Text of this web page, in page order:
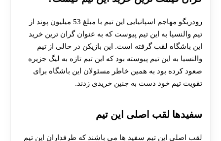
رودریگو مهاجم اسپانیایی این تیم با مبلغ 53 میلیون پوند از
تیم والنسیا به این تیم پیوست که به عنوان گران ترین خرید
این باشگاه لقب گرفته است. این بازیکن در حالی از تیم
والنسیا به این تیم پیوسته بود که این تیم تازه به لیگ جزیره
صعود کرده بود به همین خاطر مسئولان این باشگاه برای
تقویت تیم خود دست به چنین خریدی زدند.
سفیدها لقب اصلی این تیم
لقب اصلی این تیم سفید ها می باشند که طرفداران این تیم